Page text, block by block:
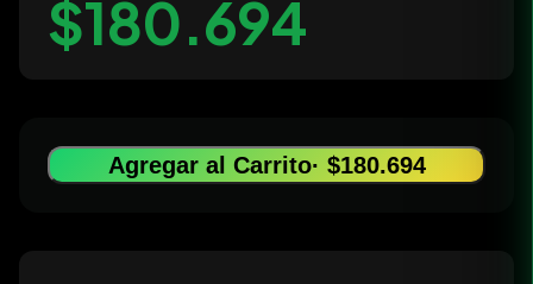
$180.694
Agregar al Carrito· $180.694